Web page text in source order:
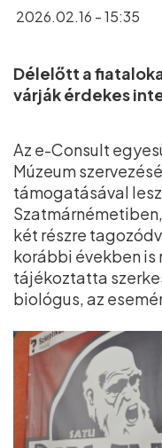
2026.02.16 - 15:35
Délelőtt a
várják érdekes
Az e-Consult
Múzeum
támogatásával
két részre
korábbi években
tájékoztatta
biológus, az